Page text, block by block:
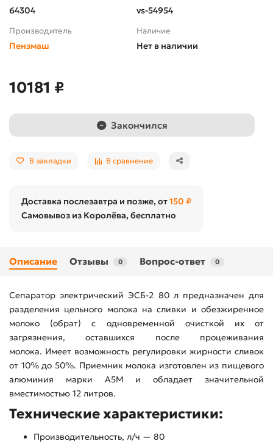
64304 vs-54954
Производитель
Пензмаш
Наличие
Нет в наличии
10181 ₽
Закончился
В закладки В сравнение
Доставка послезавтра и позже, от150 ₽
Самовывоз из Королёва, бесплатно
Описание Отзывы 0 Вопрос-ответ 0
Сепаратор электрический ЭСБ-2 80 л предназначен для
разделения цельного молока на сливки и обезжиренное
молоко (обрат) с одновременной очисткой их от
загрязнения, оставшихся после процеживания
молока. Имеет возможность регулировки жирности сливок
от 10% до 50%. Приемник молока изготовлен из пищевого
алюминия марки А5М и обладает значительной
вместимостью 12 литров.
Технические характеристики:
Производительность, л/ч — 80